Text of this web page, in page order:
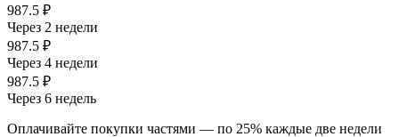
987.5 ₽
Через 2 недели
987.5 ₽
Через 4 недели
987.5 ₽
Через 6 недель
Оплачивайте покупки частями — по 25% каждые две недели